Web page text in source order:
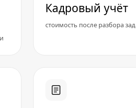
Кадровый учёт
стоимость после разбора